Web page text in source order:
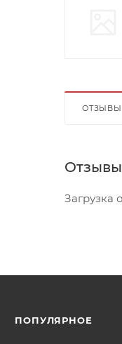
ОТЗЫВЫ
Отзывы
Загрузка
ПОПУЛЯРНОЕ